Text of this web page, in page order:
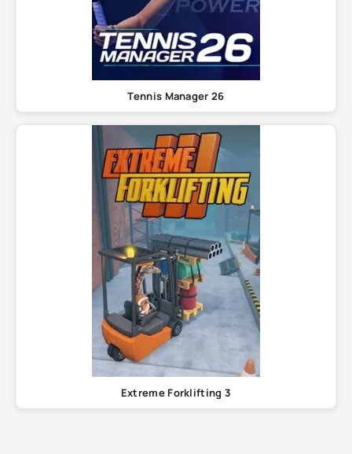
Tennis Manager 26
Extreme Forklifting 3